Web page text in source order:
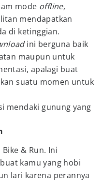
mode offline,
mendapatkan
di ketinggian.
ini berguna baik
maupun untuk
apalagi buat
suatu momen untuk
mendaki gunung yang
& Run. Ini
kamu yang hobi
lari karena perannya